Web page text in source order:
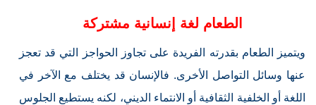
الطعام لغة إنسانية مشتركة
ويتميز الطعام بقدرته الفريدة على تجاوز الحواجز التي قد تعجز
عنها وسائل التواصل الأخرى. فالإنسان قد يختلف مع الآخر في
اللغة أو الخلفية الثقافية أو الانتماء الديني، لكنه يستطيع الجلوس